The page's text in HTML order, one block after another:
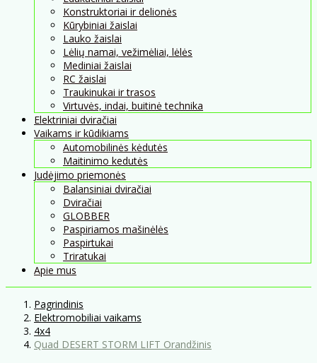
Konstruktoriai ir delionės
Kūrybiniai žaislai
Lauko žaislai
Lėlių namai, vežimėliai, lėlės
Mediniai žaislai
RC žaislai
Traukinukai ir trasos
Virtuvės, indai, buitinė technika
Elektriniai dviračiai
Vaikams ir kūdikiams
Automobilinės kėdutės
Maitinimo kedutės
Judėjimo priemonės
Balansiniai dviračiai
Dviračiai
GLOBBER
Paspiriamos mašinėlės
Paspirtukai
Triratukai
Apie mus
Pagrindinis
Elektromobiliai vaikams
4x4
Quad DESERT STORM LIFT Orandžinis